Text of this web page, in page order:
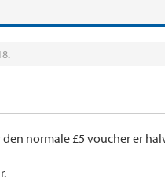
.
normale £5 voucher er